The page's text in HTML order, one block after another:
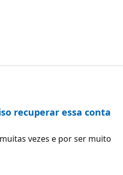
recuperar essa conta
vezes e por ser muito